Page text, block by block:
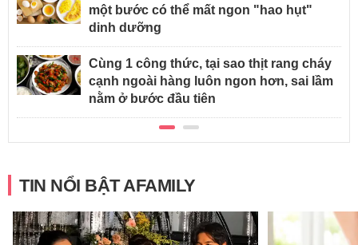
một bước có thể mất ngon "hao hụt"
dinh dưỡng
Cùng 1 công thức, tại sao thịt rang cháy
cạnh ngoài hàng luôn ngon hơn, sai lầm
nằm ở bước đầu tiên
TIN NỔI BẬT AFAMILY